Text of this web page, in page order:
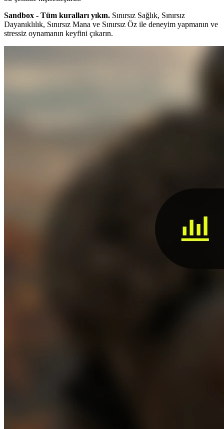
Sandbox - Tüm kuralları yıkın. Sınırsız Sağlık, Sınırsız
Dayanıklılık, Sınırsız Mana ve Sınırsız Öz ile deneyim yapmanın ve
stressiz oynamanın keyfini çıkarın.